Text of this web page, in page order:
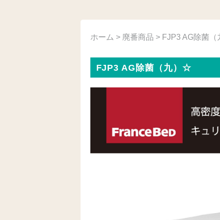
ホーム > 廃番商品 > FJP3 AG除菌（
FJP3 AG除菌（九）☆